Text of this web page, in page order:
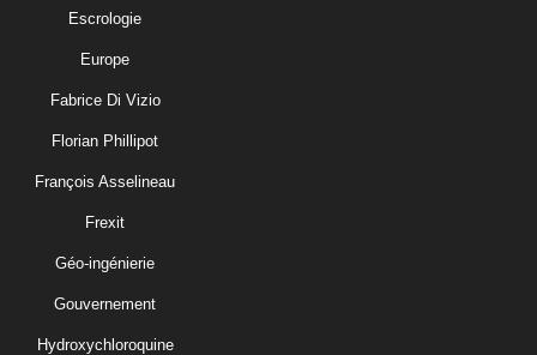
Escrologie
Europe
Fabrice Di Vizio
Florian Phillipot
François Asselineau
Frexit
Géo-ingénierie
Gouvernement
Hydroxychloroquine